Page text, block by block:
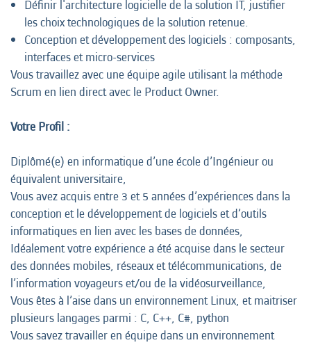
Définir l'architecture logicielle de la solution IT, justifier
les choix technologiques de la solution retenue.
Conception et développement des logiciels : composants,
interfaces et micro-services
Vous travaillez avec une équipe agile utilisant la méthode
Scrum en lien direct avec le Product Owner.
Votre Profil :
Diplômé(e) en informatique d’une école d’Ingénieur ou
équivalent universitaire,
Vous avez acquis entre 3 et 5 années d’expériences dans la
conception et le développement de logiciels et d’outils
informatiques en lien avec les bases de données,
Idéalement votre expérience a été acquise dans le secteur
des données mobiles, réseaux et télécommunications, de
l’information voyageurs et/ou de la vidéosurveillance,
Vous êtes à l’aise dans un environnement Linux, et maitriser
plusieurs langages parmi : C, C++, C#, python
Vous savez travailler en équipe dans un environnement